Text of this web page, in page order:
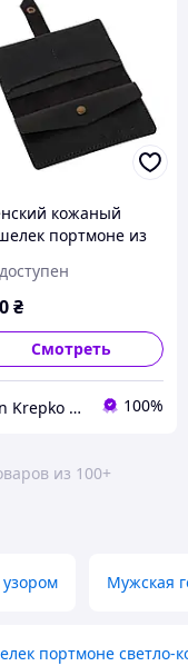
кожаный
портмоне из
работы синий
на кнопке
₴
Смотреть
pan Krepko » кожаные изделия ручной работы 100%
из 100+
Мужская
портмоне светло-